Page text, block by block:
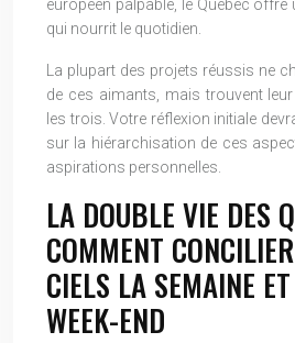
européen palpable, le Québec
qui nourrit le quotidien.
La plupart des projets réussis ne
de ces aimants, mais trouvent
les trois. Votre réflexion initiale
sur la hiérarchisation de ces
aspirations personnelles.
LA DOUBLE VIE DES
COMMENT
CIELS LA SEMAINE
WEEK-END